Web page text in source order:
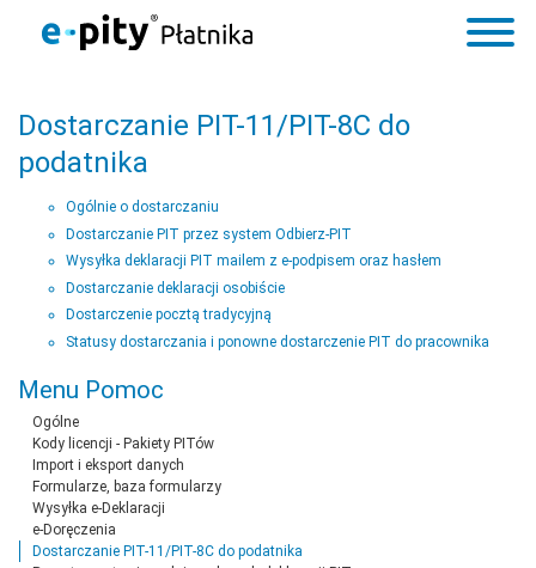
Menu Pomoc
Ogólne
Kody licencji - Pakiety PITów
Import i eksport danych
Formularze, baza formularzy
Wysyłka e-Deklaracji
e-Doręczenia
Dostarczanie PIT-11/PIT-8C do podatnika
Dostarczanie PIT-11/PIT-8C do
podatnika
Ogólnie o dostarczaniu
Dostarczanie PIT przez system Odbierz-PIT
Wysyłka deklaracji PIT mailem z e-podpisem oraz hasłem
Dostarczanie deklaracji osobiście
Dostarczenie pocztą tradycyjną
Statusy dostarczania i ponowne dostarczenie PIT do pracownika